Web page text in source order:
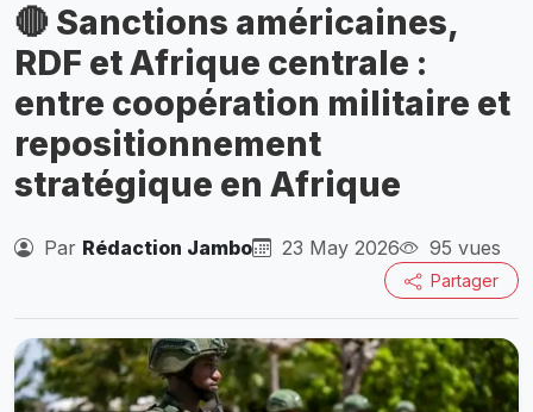
🔴 Sanctions américaines,
RDF et Afrique centrale :
entre coopération militaire et
repositionnement
stratégique en Afrique
Par Rédaction Jambo 23 May 2026 95 vues
Partager